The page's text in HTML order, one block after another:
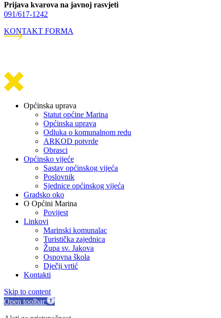
Prijava kvarova na javnoj rasvjeti
091/617-1242
KONTAKT FORMA
Općinska uprava
Statut općine Marina
Općinska uprava
Odluka o komunalnom redu
ARKOD potvrde
Obrasci
Općinsko vijeće
Sastav općinskog vijeća
Poslovnik
Sjednice općinskog vijeća
Gradsko oko
O Općini Marina
Povijest
Linkovi
Marinski komunalac
Turistička zajednica
Župa sv. Jakova
Osnovna škola
Dječji vrtić
Kontakti
Skip to content
Open toolbar